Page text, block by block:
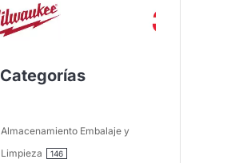
Categorías
Almacenamiento Embalaje y
Limpieza
146